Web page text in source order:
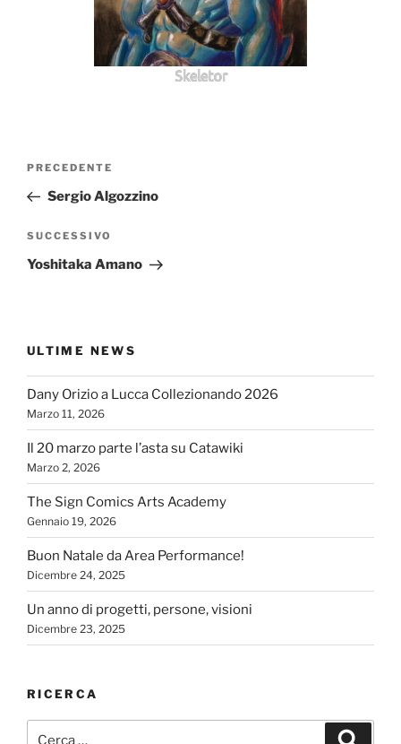
Skeletor
Navigazione
Articolo
precedente:
PRECEDENTE
Sergio Algozzino
Articolo
successivo
SUCCESSIVO
Yoshitaka Amano
ULTIME NEWS
Dany Orizio a Lucca Collezionando 2026
Marzo 11, 2026
Il 20 marzo parte l’asta su Catawiki
Marzo 2, 2026
The Sign Comics Arts Academy
Gennaio 19, 2026
Buon Natale da Area Performance!
Dicembre 24, 2025
Un anno di progetti, persone, visioni
Dicembre 23, 2025
RICERCA